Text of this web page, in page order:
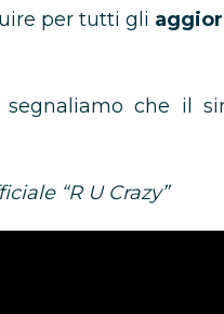
per tutti gli
segnaliamo che il
“R U Crazy”